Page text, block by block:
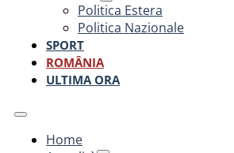
Politica Estera
Politica Nazionale
SPORT
ROMÂNIA
ULTIMA ORA
Home